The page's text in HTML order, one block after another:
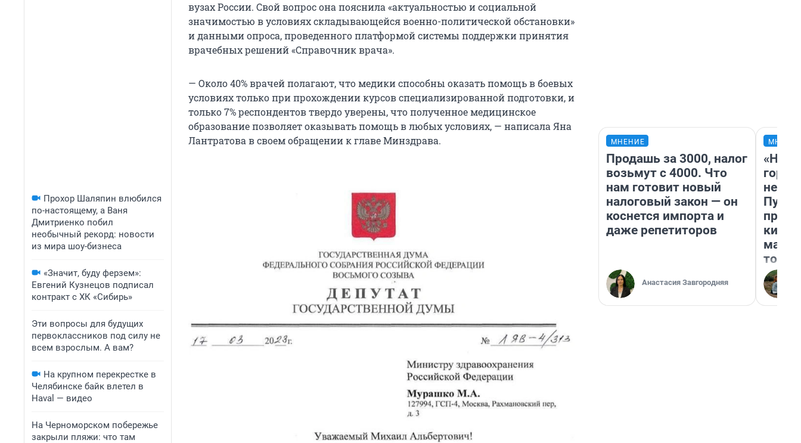
Прохор Шаляпин влюбился
по-настоящему, а Ваня
Дмитриенко побил
необычный рекорд: новости
из мира шоу-бизнеса
«Значит, буду ферзем»:
Евгений Кузнецов подписал
контракт с ХК «Сибирь»
Эти вопросы для будущих
первоклассников под силу не
всем взрослым. А вам?
На крупном перекрестке в
Челябинске байк влетел в
Haval — видео
На Черноморском побережье
закрыли пляжи: что там
вузах России. Свой вопрос она пояснила «актуальностью и социальной
значимостью в условиях складывающейся военно-политической обстановки»
и данными опроса, проведенного платформой системы поддержки принятия
врачебных решений «Справочник врача».
— Около 40% врачей полагают, что медики способны оказать помощь в боевых
условиях только при прохождении курсов специализированной подготовки, и
только 7% респондентов твердо уверены, что полученное медицинское
образование позволяет оказывать помощь в любых условиях, — написала Яна
Лантратова в своем обращении к главе Минздрава.
МНЕНИЕ
Продашь за 3000, налог
возьмут с 4000. Что
нам готовит новый
налоговый закон — он
коснется импорта и
даже репетиторов
Анастасия Завгородняя
«Нет
того